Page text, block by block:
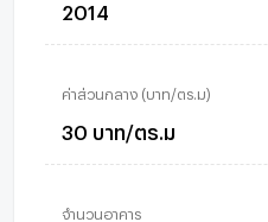
2014
ค่าส่วนกลาง (บาท/ตร.ม)
30 บาท/ตร.ม
จำนวนอาคาร